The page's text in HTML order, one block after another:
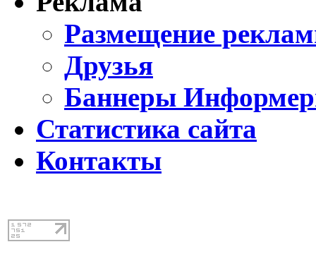
Размещение
Друзья
Баннеры
Статистика сайта
Контакты